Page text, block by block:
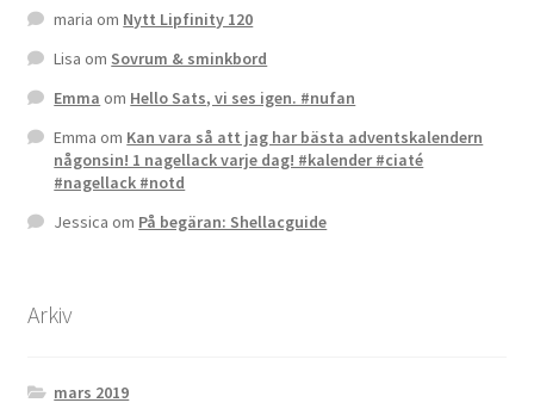
Klädkod: Mörk kostym
Festen: Villa Ludvigsberg
Önska musik
maria om Nytt Lipfinity 120
Lisa om Sovrum & sminkbord
Emma om Hello Sats, vi ses igen. #nufan
Emma om Kan vara så att jag har bästa adventskalendern
någonsin! 1 nagellack varje dag! #kalender #ciaté
#nagellack #notd
Jessica om På begäran: Shellacguide
Arkiv
mars 2019